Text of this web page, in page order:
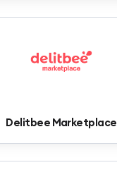
Delitbee Marketplace